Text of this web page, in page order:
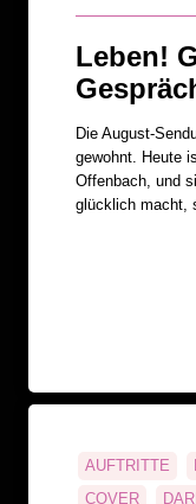
Leben!
Die August-
gewohnt. Heute
Offenbach, und
glücklich macht,
AUFTRITTE
COVER